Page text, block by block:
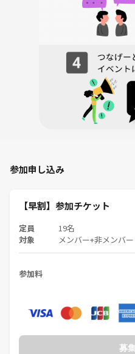
隅田公園内の「LAND_A」
〒131-0033 東京都墨田区向島１丁
隅田公園：そよ風広場
（場所は随時共有いたします）
・東武スカイツリーライン「浅草
より徒歩3分
・都営浅草線「本所吾妻橋駅」
A3出口より徒歩4分
・東京メトロ銀座線「浅草駅」
5番出口よりすみだリバーウォー
・都営浅草線「浅草駅」
【当日の流れ】
①集合場所に直接お越しください
（目印はヤドンのぬいぐるみ）
参加申し込み
【早割】参加チケット
定員 19名
対象 メンバー+非メンバー
参加料
募